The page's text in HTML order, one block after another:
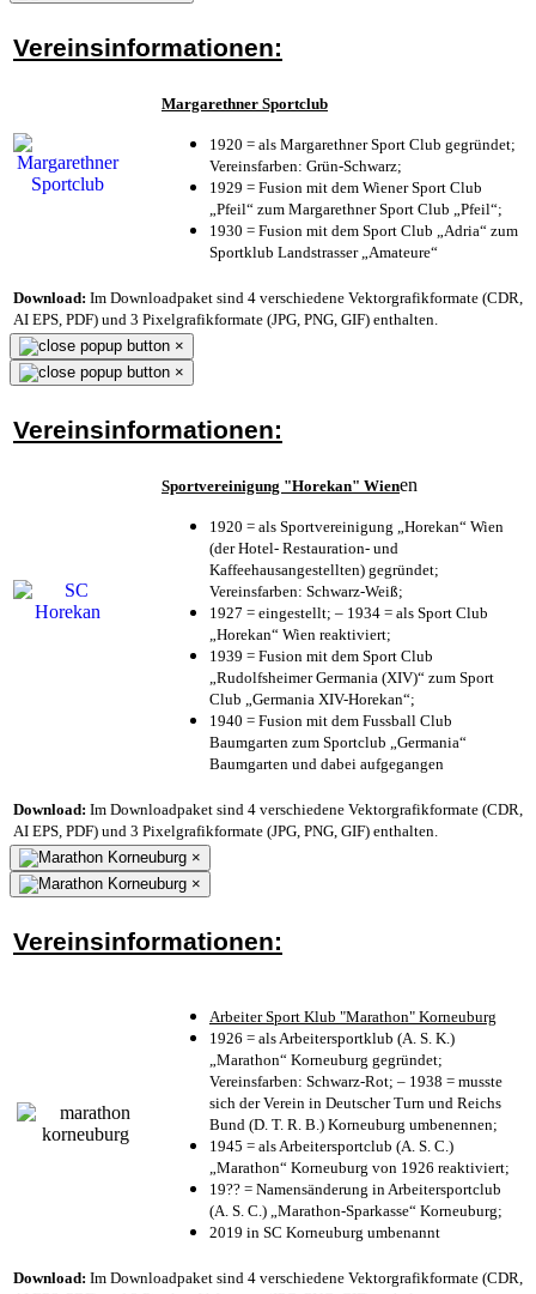
Vereinsinformationen:
Margarethner Sportclub
1920 = als Margarethner Sport Club gegründet;
Vereinsfarben: Grün-Schwarz;
1929 = Fusion mit dem Wiener Sport Club
„Pfeil“ zum Margarethner Sport Club „Pfeil“;
1930 = Fusion mit dem Sport Club „Adria“ zum
Sportklub Landstrasser „Amateure“
Download: Im Downloadpaket sind 4 verschiedene Vektorgrafikformate (CDR,
AI EPS, PDF) und 3 Pixelgrafikformate (JPG, PNG, GIF) enthalten.
×
×
Vereinsinformationen:
Sportvereinigung "Horekan" Wienen
1920 = als Sportvereinigung „Horekan“ Wien
(der Hotel- Restauration- und
Kaffeehausangestellten) gegründet;
Vereinsfarben: Schwarz-Weiß;
1927 = eingestellt; – 1934 = als Sport Club
„Horekan“ Wien reaktiviert;
1939 = Fusion mit dem Sport Club
„Rudolfsheimer Germania (XIV)“ zum Sport
Club „Germania XIV-Horekan“;
1940 = Fusion mit dem Fussball Club
Baumgarten zum Sportclub „Germania“
Baumgarten und dabei aufgegangen
Download: Im Downloadpaket sind 4 verschiedene Vektorgrafikformate (CDR,
AI EPS, PDF) und 3 Pixelgrafikformate (JPG, PNG, GIF) enthalten.
×
×
Vereinsinformationen:
Arbeiter Sport Klub "Marathon" Korneuburg
1926 = als Arbeitersportklub (A. S. K.)
„Marathon“ Korneuburg gegründet;
Vereinsfarben: Schwarz-Rot; – 1938 = musste
sich der Verein in Deutscher Turn und Reichs
Bund (D. T. R. B.) Korneuburg umbenennen;
1945 = als Arbeitersportclub (A. S. C.)
„Marathon“ Korneuburg von 1926 reaktiviert;
19?? = Namensänderung in Arbeitersportclub
(A. S. C.) „Marathon-Sparkasse“ Korneuburg;
2019 in SC Korneuburg umbenannt
Download: Im Downloadpaket sind 4 verschiedene Vektorgrafikformate (CDR,